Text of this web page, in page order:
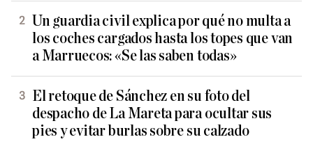
Un guardia civil explica por qué no multa a
los coches cargados hasta los topes que van
a Marruecos: «Se las saben todas»
El retoque de Sánchez en su foto del
despacho de La Mareta para ocultar sus
pies y evitar burlas sobre su calzado